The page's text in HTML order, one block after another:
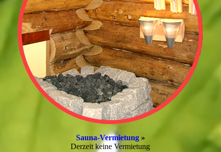
Sauna-Vermietung»
Derzeit keine Vermietung